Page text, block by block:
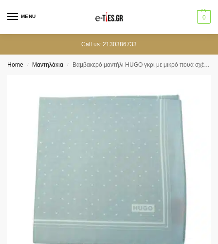
MENU 0
Call us: 2130386733
Home / Μαντηλάκια / Βαμβακερό μαντήλι HUGO γκρι με μικρό πουά σχέδιο